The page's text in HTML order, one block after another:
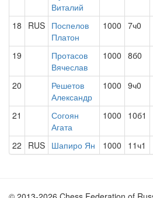
Виталий
18 RUS Поспелов
Платон
1000 7ч0
19
Протасов
Вячеслав
1000 8б0
20
Решетов
Александр
1000 9ч0
21
Согоян
Агата
1000 10б1
22 RUS Шапиро Ян 1000 11ч1